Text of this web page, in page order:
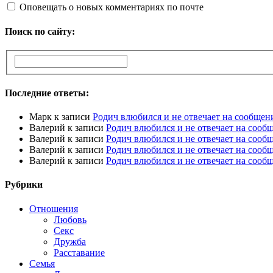
Оповещать о новых комментариях по почте
Поиск по сайту:
Последние ответы:
Марк к записи Родич влюбился и не отвечает на
Валерий к записи Родич влюбился и не отвечает на
Валерий к записи Родич влюбился и не отвечает на
Валерий к записи Родич влюбился и не отвечает на
Валерий к записи Родич влюбился и не отвечает на
Рубрики
Отношения
Любовь
Секс
Дружба
Расставание
Семья